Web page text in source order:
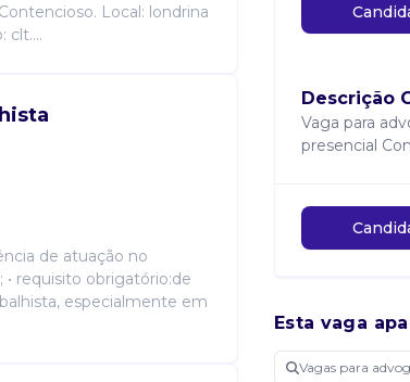
Local: londrina
clt....
de atuação no
requisito obrigatório:de
especialmente em
Descrição
Vaga para
presencial
Esta vaga
Vagas para